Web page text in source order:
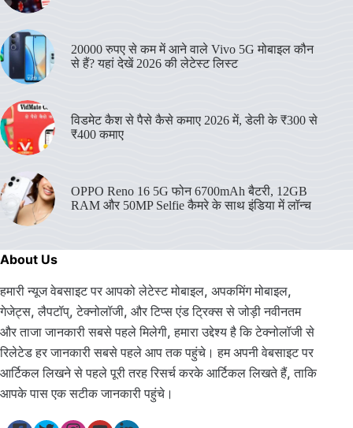
20000 रुपए से कम में आने वाले Vivo 5G मोबाइल कौन
से हैं? यहां देखें 2026 की लेटेस्ट लिस्ट
विडमेट कैश से पैसे कैसे कमाए 2026 में, डेली के ₹300 से
₹400 कमाए
OPPO Reno 16 5G फोन 6700mAh बैटरी, 12GB
RAM और 50MP Selfie कैमरे के साथ इंडिया में लॉन्च
About Us
हमारी न्यूज वेबसाइट पर आपको लेटेस्ट मोबाइल, अपकमिंग मोबाइल,
गेजेट्स, लैपटॉप्, टेक्नोलॉजी, और टिप्स एंड ट्रिक्स से जोड़ी नवीनतम
और ताजा जानकारी सबसे पहले मिलेगी, हमारा उद्देश्य है कि टेक्नोलॉजी से
रिलेटेड हर जानकारी सबसे पहले आप तक पहुंचे। हम अपनी वेबसाइट पर
आर्टिकल लिखने से पहले पूरी तरह रिसर्च करके आर्टिकल लिखते हैं, ताकि
आपके पास एक सटीक जानकारी पहुंचे।